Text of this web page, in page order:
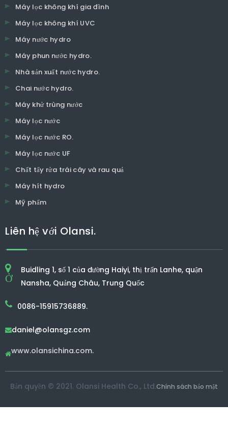
Máy lọc không khí gia đình
Máy lọc không khí UVC
Máy nước hydro
Máy phun nước hydro.
Nhà sản xuất nước hydro.
Chai nước hydro.
Máy khử trùng nước
Máy lọc nước
Máy lọc nước RO.
Máy lọc nước UF
Chất tẩy rửa trái cây và rau quả
Máy hít hydro
Mỹ phẩm
Liên hệ với Olansi.
Ở
Buidling 1, số 1 của đường Haiyi, thị trấn Lanhe, quận
Nansha, Quảng Châu, Trung Quốc
0086-15915736889.
daniel@olansgz.com
www.olansichina.com.
Bản quyền © 2021. Olansi Health Co., Ltd.Chính sách bảo mật